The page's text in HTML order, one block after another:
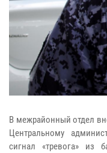
В межрайонный отдел
Центральному
сигнал «тревога» из